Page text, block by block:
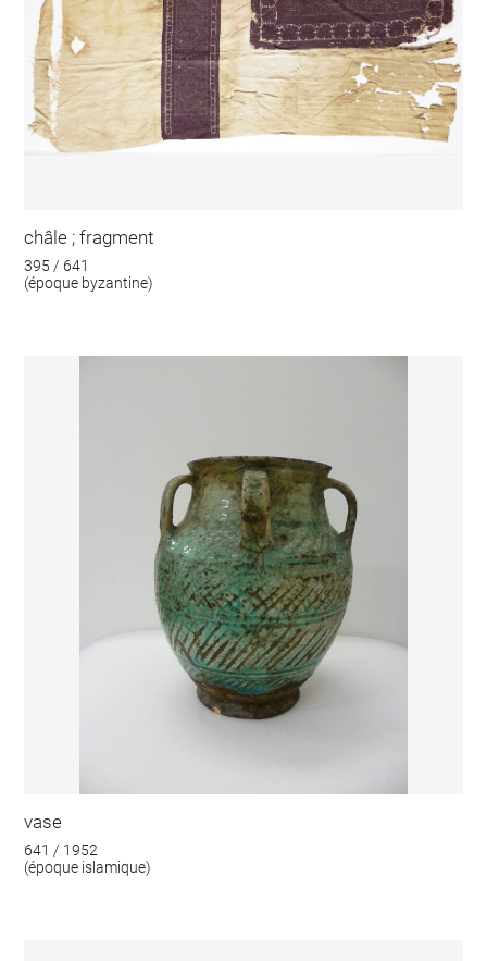
châle ; fragment
395 / 641
(époque byzantine)
vase
641 / 1952
(époque islamique)